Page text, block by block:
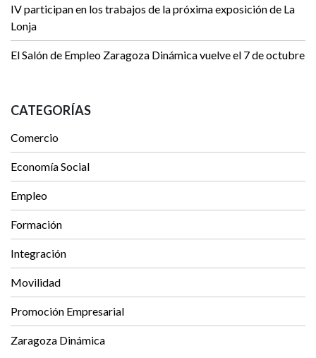
IV participan en los trabajos de la próxima exposición de La
Lonja
El Salón de Empleo Zaragoza Dinámica vuelve el 7 de octubre
CATEGORÍAS
Comercio
Economía Social
Empleo
Formación
Integración
Movilidad
Promoción Empresarial
Zaragoza Dinámica